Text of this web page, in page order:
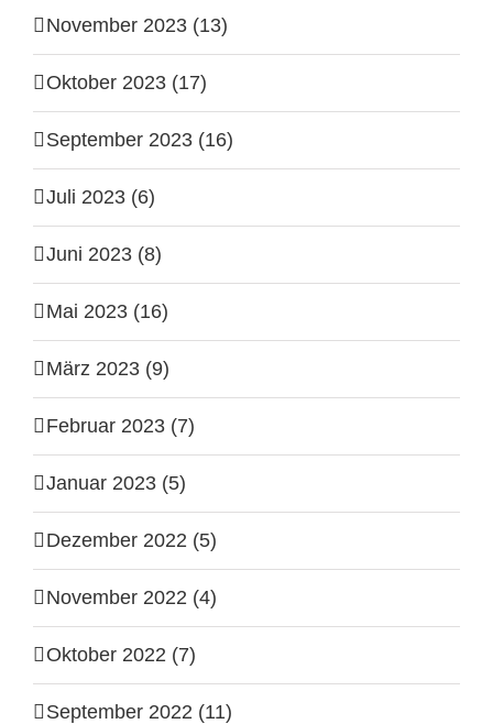
November 2023 (13)
Oktober 2023 (17)
September 2023 (16)
Juli 2023 (6)
Juni 2023 (8)
Mai 2023 (16)
März 2023 (9)
Februar 2023 (7)
Januar 2023 (5)
Dezember 2022 (5)
November 2022 (4)
Oktober 2022 (7)
September 2022 (11)